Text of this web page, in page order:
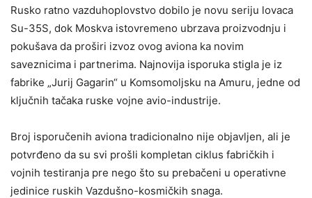
Rusko ratno vazduhoplovstvo dobilo je novu seriju lovaca
Su-35S, dok Moskva istovremeno ubrzava proizvodnju i
pokušava da proširi izvoz ovog aviona ka novim
saveznicima i partnerima. Najnovija isporuka stigla je iz
fabrike „Jurij Gagarin“ u Komsomoljsku na Amuru, jedne od
ključnih tačaka ruske vojne avio-industrije.
Broj isporučenih aviona tradicionalno nije objavljen, ali je
potvrđeno da su svi prošli kompletan ciklus fabričkih i
vojnih testiranja pre nego što su prebačeni u operativne
jedinice ruskih Vazdušno-kosmičkih snaga.